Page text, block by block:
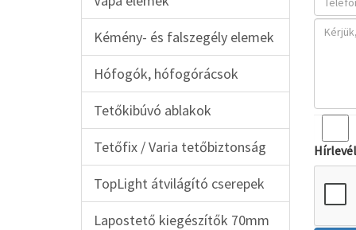
Kémény- és falszegély elemek
Hófogók, hófogórácsok
Tetőkibúvó ablakok
Tetőfix / Varia tetőbiztonság
TopLight átvilágító cserepek
Lapostető kiegészítők 70mm
Hírlevél